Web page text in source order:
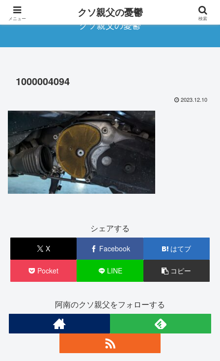
クソ親父の憂鬱
1000004094
2023.12.10
シェアする
X Facebook はてブ
Pocket LINE コピー
阿南のクソ親父をフォローする
メニュー クソ親父の憂鬱 検索